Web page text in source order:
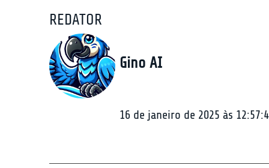
REDATOR
Gino AI
16 de janeiro de 2025 às